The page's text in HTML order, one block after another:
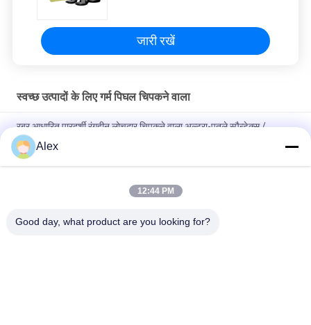
जारी रखें
स्वच्छ उत्पादों के लिए गर्म पिघल चिपकने वाला
रबर आधारित पारदर्शी रंगहीन लोचदार चिपकने वाला अल्ट्रा-पतले स्पैन्डेक्स /
डिस्पोजेबल डायपर उत्पादों में लोचदार के लिए
तकिया प्रकार पैकिंग स्वच्छ डिस्पोजेबल गर्म पिघल गोंद पारदर्शी रंग के साथ गर्म पिघल
Alex
12:44 PM
Good day, what product are you looking for?